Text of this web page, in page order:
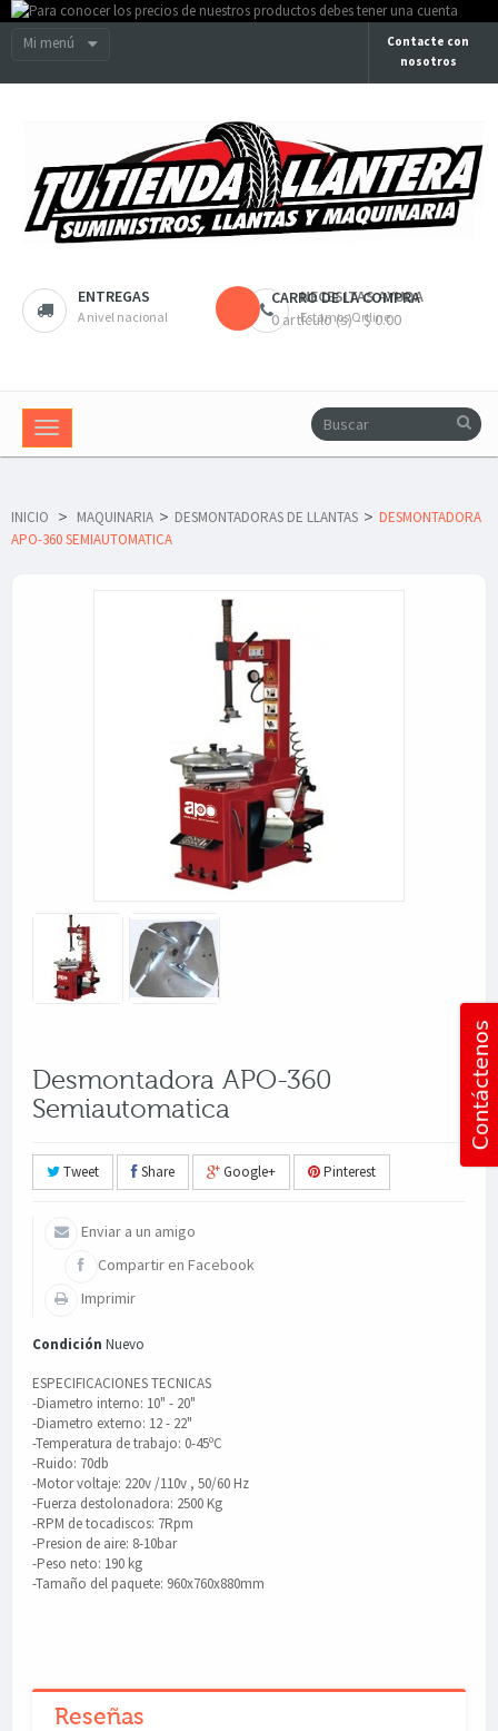
Mi menú
Contacte con
nosotros
ENTREGAS
A nivel nacional
NECESITAS AYUDA
Estamos Online
CARRO DE LA COMPRA
0 artículo (s) - $ 0.00
Navegación
Toggle
INICIO > MAQUINARIA > DESMONTADORAS DE LLANTAS > DESMONTADORA
APO-360 SEMIAUTOMATICA
Desmontadora APO-360
Semiautomatica
Tweet Share Google+ Pinterest
Enviar a un amigo
Compartir en Facebook
Imprimir
Condición Nuevo
ESPECIFICACIONES TECNICAS
-Diametro interno: 10" - 20"
-Diametro externo: 12 - 22"
-Temperatura de trabajo: 0-45ºC
-Ruido: 70db
-Motor voltaje: 220v /110v , 50/60 Hz
-Fuerza destolonadora: 2500 Kg
-RPM de tocadiscos: 7Rpm
-Presion de aire: 8-10bar
-Peso neto: 190 kg
-Tamaño del paquete: 960x760x880mm
Reseñas